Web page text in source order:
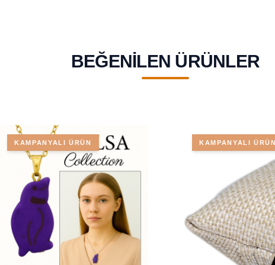
BEĞENILEN ÜRÜNLER
KAMPANYALI ÜRÜN KAMPANYALI ÜRÜN